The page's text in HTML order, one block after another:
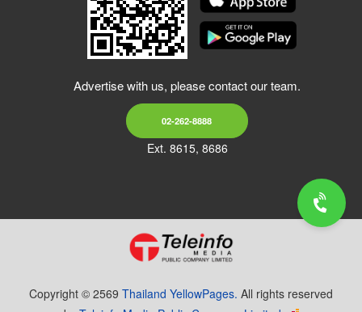
Advertise with us, please contact our team.
02-262-8888
Ext. 8615, 8686
Copyright © 2569 Thailand YellowPages. All rights reserved